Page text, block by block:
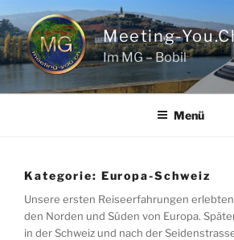
Inhalt
springen
Meeting-
Im MG – Bobil
Menü
Kategorie: Europa-Schweiz
Unsere ersten Reiseerfahrungen
den Norden und Süden von Europa.
in der Schweiz und nach der